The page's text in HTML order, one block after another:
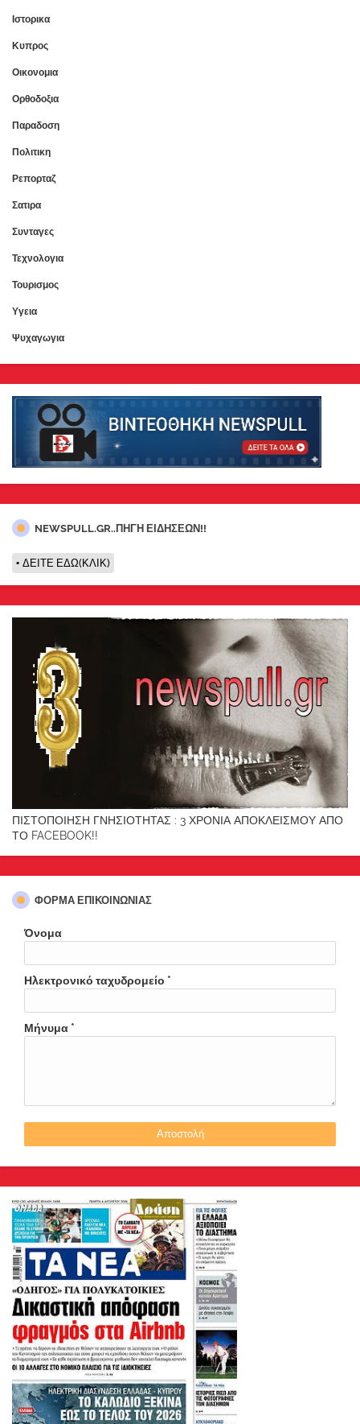
Ιστορικα
Κυπρος
Οικονομια
Ορθοδοξια
Παραδοση
Πολιτικη
Ρεπορταζ
Σατιρα
Συνταγες
Τεχνολογια
Τουρισμος
Υγεια
Ψυχαγωγια
NEWSPULL.GR..ΠΗΓΗ ΕΙΔΗΣΕΩΝ!!
ΔΕΙΤΕ ΕΔΩ(ΚΛΙΚ)
ΠΙΣΤΟΠΟΙΗΣΗ ΓΝΗΣΙΟΤΗΤΑΣ : 3 ΧΡΟΝΙΑ ΑΠΟΚΛΕΙΣΜΟΥ ΑΠΟ
ΤΟ FACEBOOK!!
ΦΌΡΜΑ ΕΠΙΚΟΙΝΩΝΊΑΣ
Όνομα
Ηλεκτρονικό ταχυδρομείο *
Μήνυμα *